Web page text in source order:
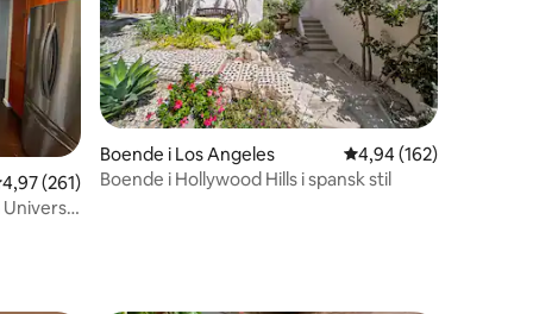
av 5 i genomsnittligt betyg, 261 omdömen
4,97 (261)
Boende i Los Angeles 4,94 av 5 i
4,94 (162)
Boende i Hollywood Hills i spansk stil